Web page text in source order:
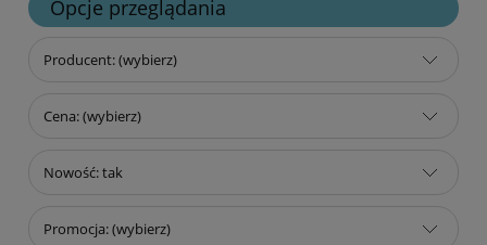
Opcje przeglądania
Producent: (wybierz)
Cena: (wybierz)
Nowość: tak
Promocja: (wybierz)